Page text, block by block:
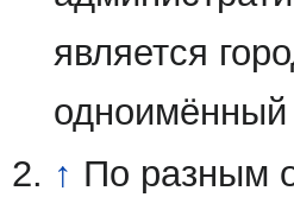
является
одноимённый
↑ По разным